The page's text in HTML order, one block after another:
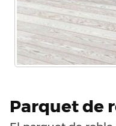
Parquet de